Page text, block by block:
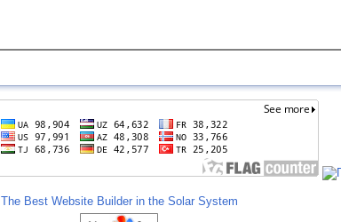
The Best Website Builder in the Solar System